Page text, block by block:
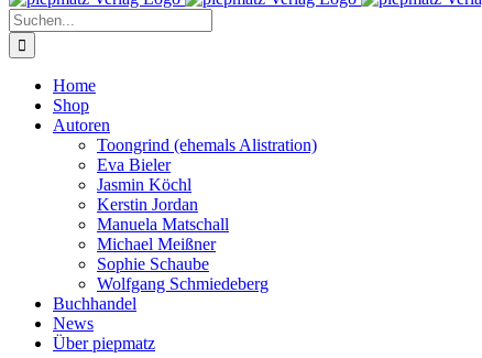
Suche
nach:
Home
Shop
Autoren
Toongrind (ehemals Alistration)
Eva Bieler
Jasmin Köchl
Kerstin Jordan
Manuela Matschall
Michael Meißner
Sophie Schaube
Wolfgang Schmiedeberg
Buchhandel
News
Über piepmatz